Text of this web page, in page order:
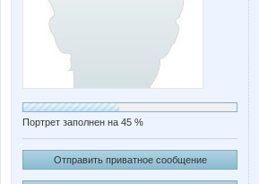
Портрет заполнен на 45 %
Отправить приватное сообщение